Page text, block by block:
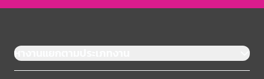
หางานแยกตามประเภทงาน